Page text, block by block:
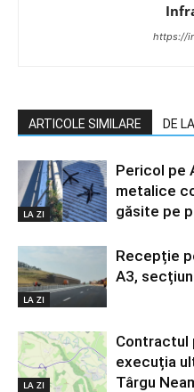
https://
ARTICOLE SIMILARE DE
LA ZI
Pericol pe
metalice
găsite pe
LA ZI
Recepție
A3,
LA ZI
Contractul
execuția
Târgu